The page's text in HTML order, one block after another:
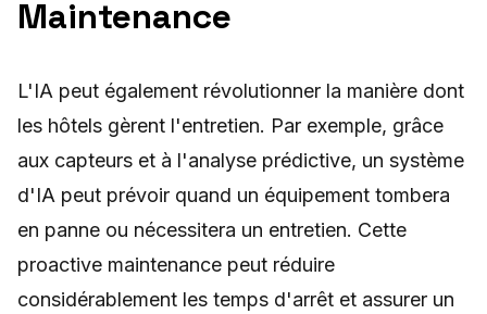
Maintenance
L'IA peut également révolutionner la manière dont
les hôtels gèrent l'entretien. Par exemple, grâce
aux capteurs et à l'analyse prédictive, un système
d'IA peut prévoir quand un équipement tombera
en panne ou nécessitera un entretien. Cette
proactive maintenance peut réduire
considérablement les temps d'arrêt et assurer un